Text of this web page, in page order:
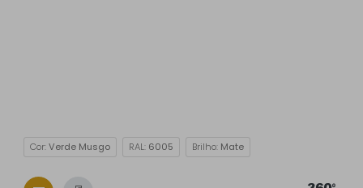
Cor:Verde Musgo RAL: 6005 Brilho: Mate